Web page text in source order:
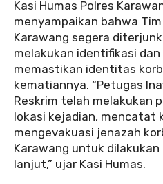
Kasi Humas Polres
menyampaikan bahwa
Karawang segera
melakukan identifikasi dan
memastikan identitas
kematiannya. “Petugas
Reskrim telah melakukan
lokasi kejadian, mencatat
mengevakuasi jenazah
Karawang untuk
lanjut,” ujar Kasi Humas.